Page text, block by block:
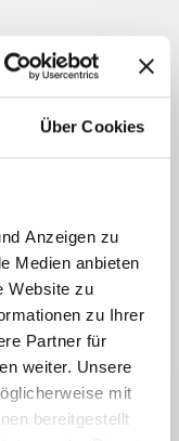
Über Cookies
Anzeigen zu
Medien anbieten
Website zu
zu Ihrer
Partner für
weiter. Unsere
mit
bereitgestellt